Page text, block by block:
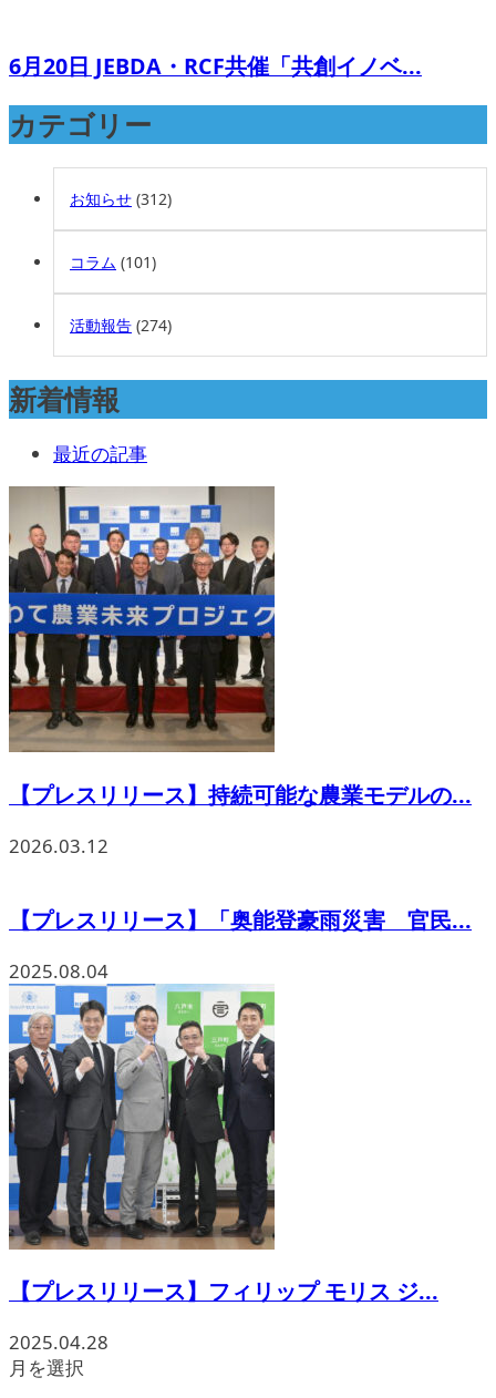
6月20日 JEBDA・RCF共催「共創イノベ...
カテゴリー
お知らせ (312)
コラム (101)
活動報告 (274)
新着情報
最近の記事
【プレスリリース】持続可能な農業モデルの...
2026.03.12
【プレスリリース】「奥能登豪雨災害 官民...
2025.08.04
【プレスリリース】フィリップ モリス ジ...
2025.04.28
月を選択